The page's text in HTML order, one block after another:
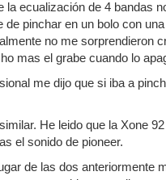
la ecualización de 4 bandas
de pinchar en un bolo con una
no me sorprendieron
mas el grabe cuando lo
me dijo que si iba a
He leido que la Xone
el sonido de pioneer.
de las dos anteriormente